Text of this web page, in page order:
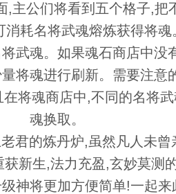
,主公们将看到五个格子,把
消耗名将武魂熔炼获得将
武魂。如果魂石商店中没
将魂进行刷新。需要注意
将魂商店中,不同的名将
魂换取。
君的炼丹炉,虽然凡人未
获新生,法力充盈,玄妙莫测
神将更加方便简单!一起